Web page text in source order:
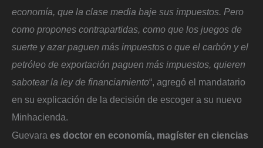
economía, que la clase media baje sus impuestos. Pero
como propones contrapartidas, como que los juegos de
suerte y azar paguen más impuestos o que el carbón y el
petróleo de exportación paguen más impuestos, quieren
sabotear la ley de financiamiento“, agregó el mandatario
en su explicación de la decisión de escoger a su nuevo
Minhacienda.
Guevara es doctor en economía, magíster en ciencias